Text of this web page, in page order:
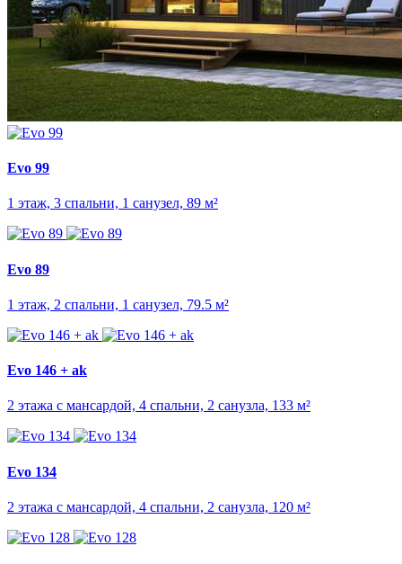
Evo 99
1 этаж, 3 спальни, 1 санузел, 89 м²
Evo 89
1 этаж, 2 спальни, 1 санузел, 79.5 м²
Evo 146 + ak
2 этажа с мансардой, 4 спальни, 2 санузла, 133 м²
Evo 134
2 этажа с мансардой, 4 спальни, 2 санузла, 120 м²